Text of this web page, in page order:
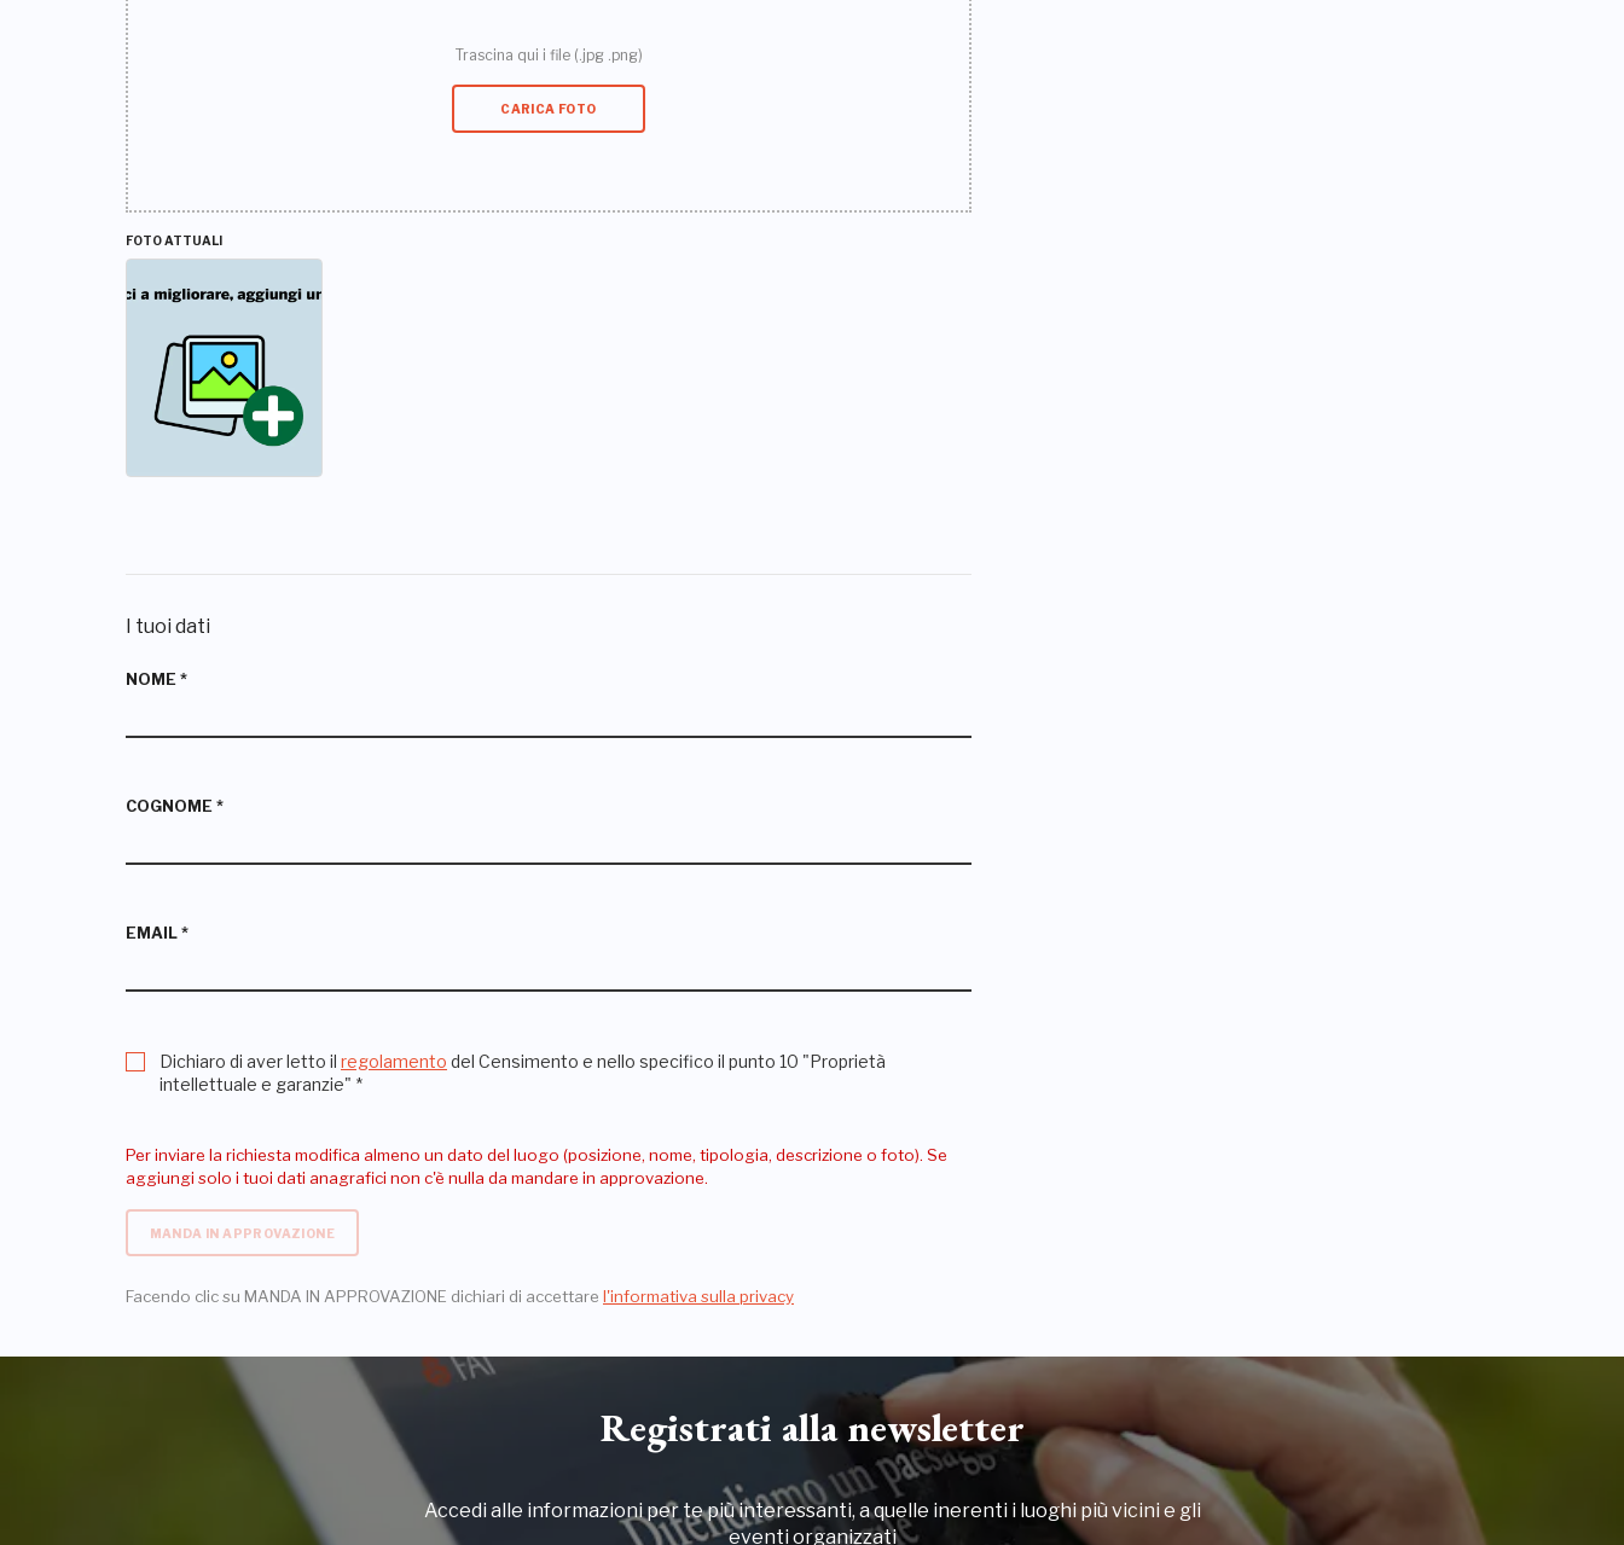
Trascina qui i file (.jpg .png)
CARICA FOTO
FOTO ATTUALI
I tuoi dati
NOME *
COGNOME *
EMAIL *
Dichiaro di aver letto il regolamento del Censimento e nello specifico il punto 10 "Proprietà
intellettuale e garanzie" *
Per inviare la richiesta modifica almeno un dato del luogo (posizione, nome, tipologia, descrizione o foto). Se
aggiungi solo i tuoi dati anagrafici non c'è nulla da mandare in approvazione.
MANDA IN APPROVAZIONE
Facendo clic su MANDA IN APPROVAZIONE dichiari di accettare l'informativa sulla privacy
Registrati alla newsletter
Accedi alle informazioni per te più interessanti, a quelle inerenti i luoghi più vicini e gli
eventi organizzati